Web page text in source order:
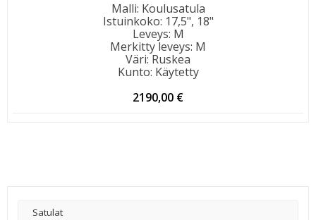
Malli: Koulusatula
Istuinkoko: 17,5", 18"
Leveys: M
Merkitty leveys: M
Väri: Ruskea
Kunto: Käytetty
2190,00 €
Satulat